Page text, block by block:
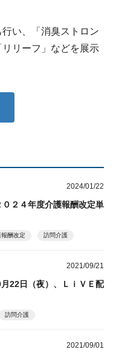
い、「消臭ストロン
リーフ」などを展示
2024/01/22
２４年度介護報酬改定単
酬改定 訪問介護
2021/09/21
22日（夜）、ＬｉＶＥ配
訪問介護
2021/09/01